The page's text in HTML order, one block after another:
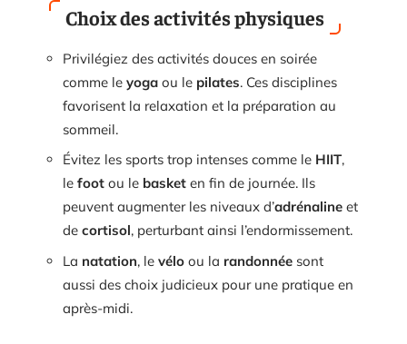
Choix des activités physiques
Privilégiez des activités douces en soirée
comme le yoga ou le pilates. Ces disciplines
favorisent la relaxation et la préparation au
sommeil.
Évitez les sports trop intenses comme le HIIT,
le foot ou le basket en fin de journée. Ils
peuvent augmenter les niveaux d’adrénaline et
de cortisol, perturbant ainsi l’endormissement.
La natation, le vélo ou la randonnée sont
aussi des choix judicieux pour une pratique en
après-midi.